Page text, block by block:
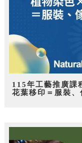
115年工藝推廣
花葉移印＝服裝、